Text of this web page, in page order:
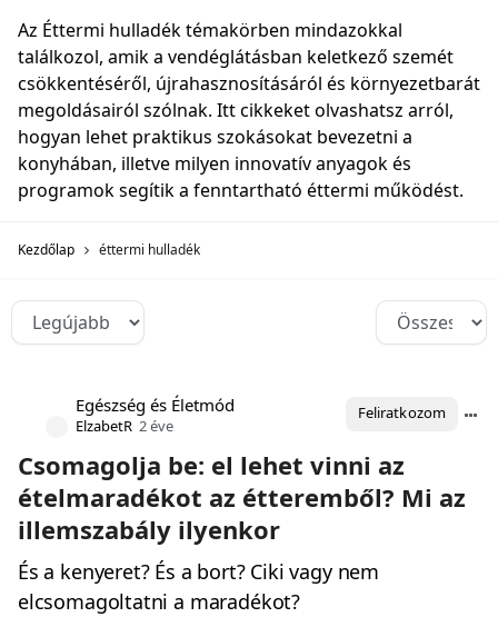
Az Éttermi hulladék témakörben mindazokkal
találkozol, amik a vendéglátásban keletkező szemét
csökkentéséről, újrahasznosításáról és környezetbarát
megoldásairól szólnak. Itt cikkeket olvashatsz arról,
hogyan lehet praktikus szokásokat bevezetni a
konyhában, illetve milyen innovatív anyagok és
programok segítik a fenntartható éttermi működést.
Kezdőlap éttermi hulladék
Egészség és Életmód
ElzabetR 2 éve
Feliratkozom
Csomagolja be: el lehet vinni az
ételmaradékot az étteremből? Mi az
illemszabály ilyenkor
És a kenyeret? És a bort? Ciki vagy nem
elcsomagoltatni a maradékot?